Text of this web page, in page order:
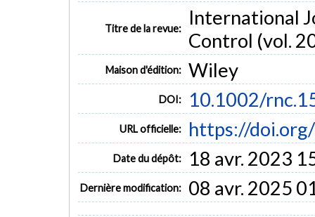
Titre de la revue:
International
Control (vol.
Maison d'édition: Wiley
DOI: 10.1002/
URL officielle: https://
Date du dépôt: 18 avr. 2023
Dernière modification: 08 avr. 2025